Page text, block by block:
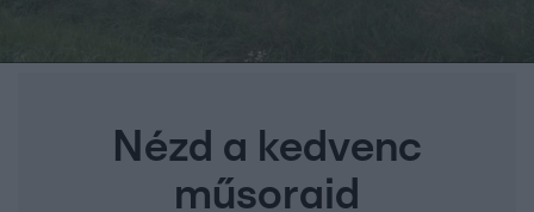
Nézd a kedvenc
műsoraid